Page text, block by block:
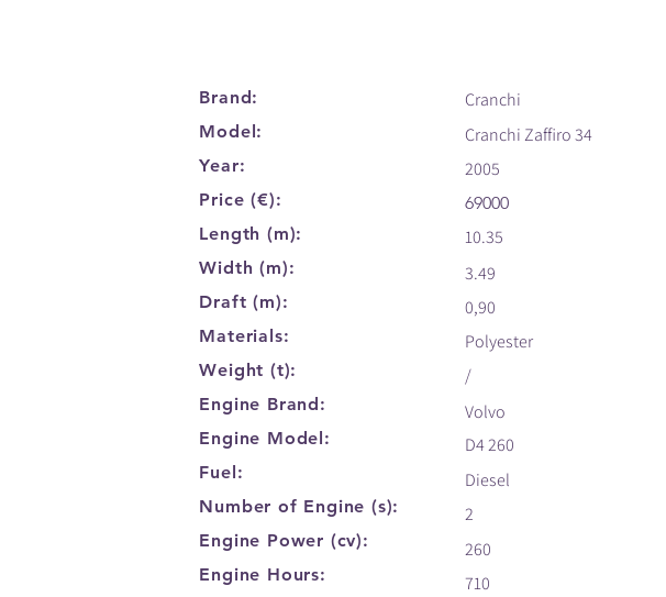
Brand:
Model:
Year:
Price (€):
Length (m):
Width (m):
Draft (m):
Materials:
Weight (t):
Engine Brand:
Engine Model:
Fuel:
Number of Engine (s):
Engine Power (cv):
Engine Hours:
Cranchi
Cranchi Zaffiro 34
2005
69000
10.35
3.49
0,90
Polyester
/
Volvo
D4 260
Diesel
2
260
710